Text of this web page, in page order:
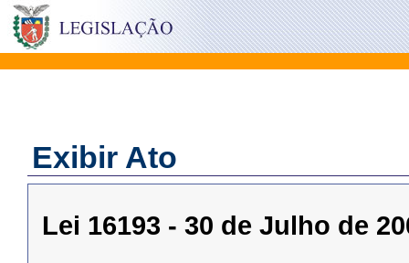
Exibir Ato
Lei 16193 - 30 de Julho de